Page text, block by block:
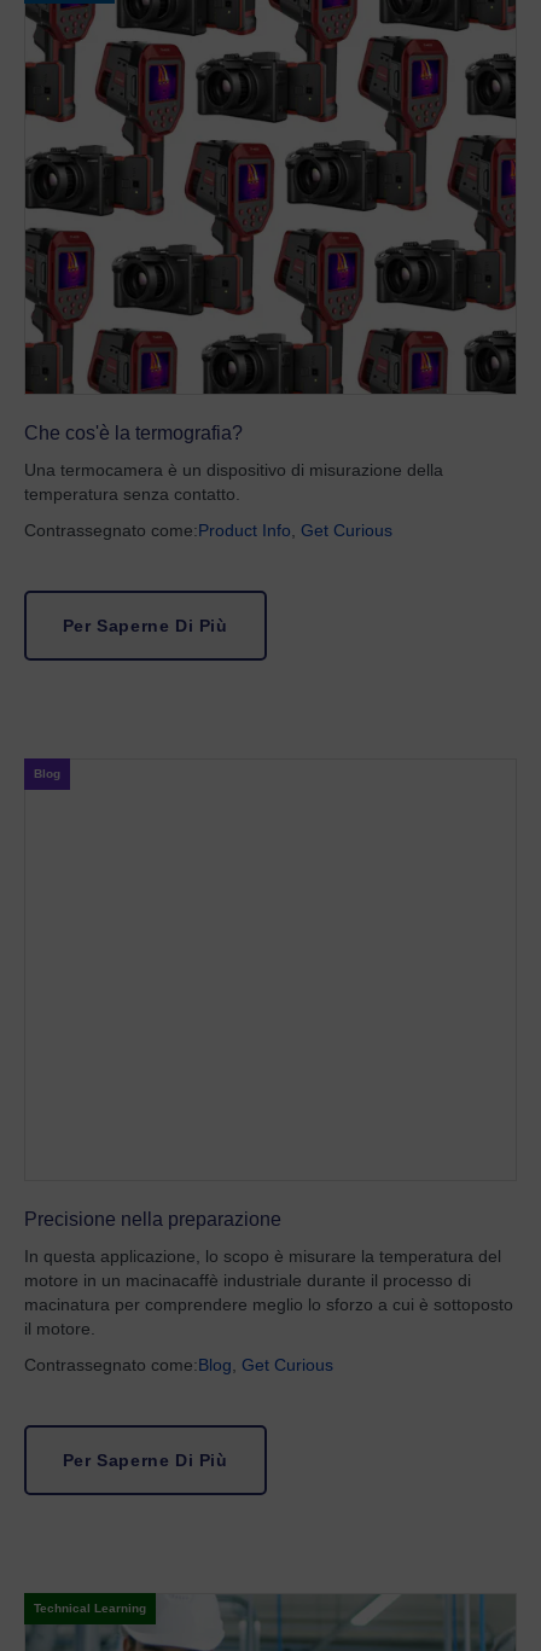
Che cos'è la termografia?
Una termocamera è un dispositivo di misurazione della
temperatura senza contatto.
Contrassegnato come:Product Info Get Curious
Per Saperne Di Più
Blog
Precisione nella preparazione
In questa applicazione, lo scopo è misurare la temperatura del
motore in un macinacaffè industriale durante il processo di
macinatura per comprendere meglio lo sforzo a cui è sottoposto
il motore.
Contrassegnato come:Blog Get Curious
Per Saperne Di Più
Technical Learning